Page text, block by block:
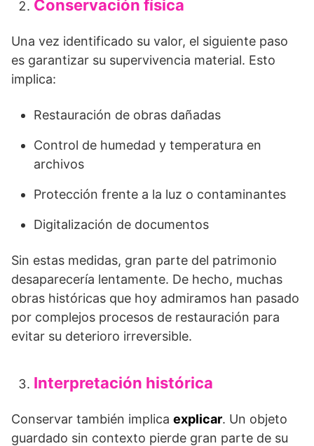
Conservación física
Una vez identificado su valor, el siguiente paso
es garantizar su supervivencia material. Esto
implica:
Restauración de obras dañadas
Control de humedad y temperatura en
archivos
Protección frente a la luz o contaminantes
Digitalización de documentos
Sin estas medidas, gran parte del patrimonio
desaparecería lentamente. De hecho, muchas
obras históricas que hoy admiramos han pasado
por complejos procesos de restauración para
evitar su deterioro irreversible.
Interpretación histórica
Conservar también implica explicar. Un objeto
guardado sin contexto pierde gran parte de su